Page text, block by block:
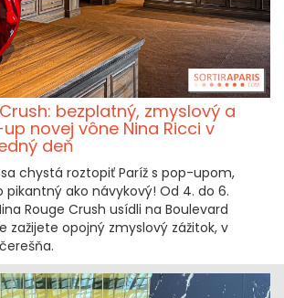
bezplatný, zmyslový a
novej vône Nina Ricci v
deň
chystá roztopiť Paríž s pop-upom,
pikantný ako návykový! Od 4. do 6.
Rouge Crush usídli na Boulevard
zažijete opojný zmyslový zážitok, v